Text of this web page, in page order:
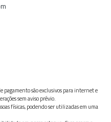
pagamento são exclusivos para internet e
sem aviso prévio.
físicas, podendo ser utilizadas em uma